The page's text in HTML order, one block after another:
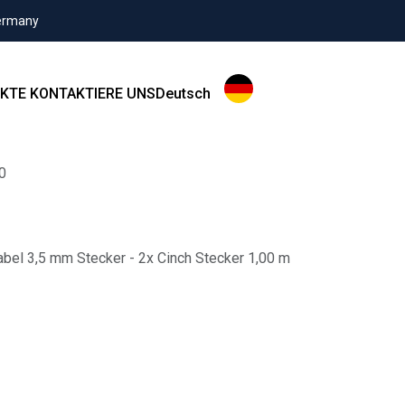
KONTAKTIERE UNSDeutsch
3,5 mm Stecker - 2x Cinch Stecker 1,00 m